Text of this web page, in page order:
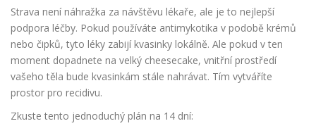
Strava není náhražka za návštěvu lékaře, ale je to nejlepší
podpora léčby. Pokud používáte antimykotika v podobě krémů
nebo čipků, tyto léky zabijí kvasinky lokálně. Ale pokud v ten
moment dopadnete na velký cheesecake, vnitřní prostředí
vašeho těla bude kvasinkám stále nahrávat. Tím vytváříte
prostor pro recidivu.
Zkuste tento jednoduchý plán na 14 dní: